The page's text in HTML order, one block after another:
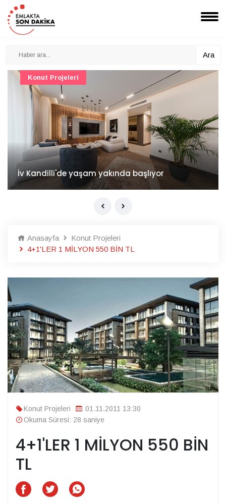
Ara
İv Kandilli'de yaşam yakında başlıyor
Konut Projeleri
Anasayfa
Konut Projeleri
4+1'LER 1 MİLYON 550 BİN TL
Konut Projeleri
01.11.2011 13:30
Okuma Süresi: 28 saniye
4+1'LER 1 MİLYON 550 BİN
TL